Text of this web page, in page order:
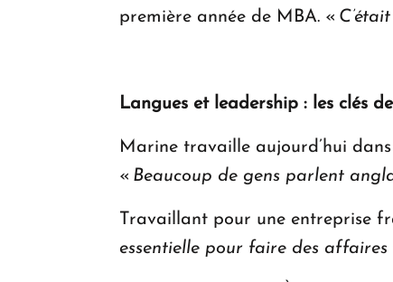
première année de MBA. «
Langues et leadership : les clés
Marine travaille aujourd’hui
« Beaucoup de gens parlent
Travaillant pour une entreprise
essentielle pour faire des affaires